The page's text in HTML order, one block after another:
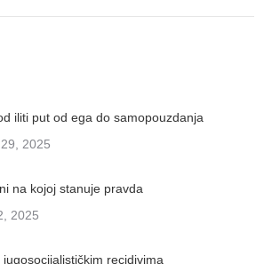
iliti put od ega do samopouzdanja
2025
na kojoj stanuje pravda
2025
jugosocijalističkim recidivima